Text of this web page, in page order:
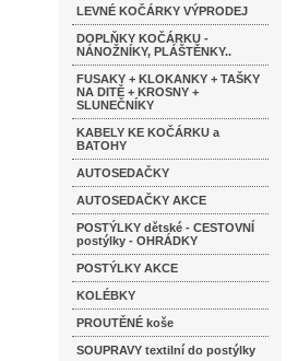
LEVNÉ KOČÁRKY VÝPRODEJ
DOPLŇKY KOČÁRKU -
NÁNOŽNÍKY, PLÁŠTĚNKY..
FUSAKY + KLOKANKY + TAŠKY
NA DITĚ + KROSNY +
SLUNEČNÍKY
KABELY KE KOČÁRKU a
BATOHY
AUTOSEDAČKY
AUTOSEDAČKY AKCE
POSTÝLKY dětské - CESTOVNÍ
postýlky - OHRÁDKY
POSTÝLKY AKCE
KOLÉBKY
PROUTĚNÉ koše
SOUPRAVY textilní do postýlky